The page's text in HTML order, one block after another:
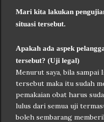
Mari kita lakukan
situasi tersebut.
Apakah ada aspek
tersebut? (Uji legal)
Menurut saya, bila sampai
tersebut maka itu sudah
pemakaian obat harus
lulus dari semua uji
boleh sembarang